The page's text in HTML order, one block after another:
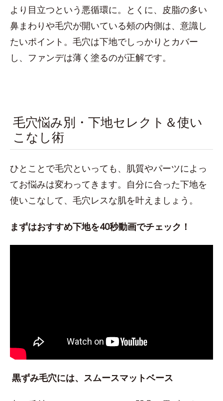
より目立つという悪循環に。とくに、皮脂の多い
鼻まわりや毛穴が開いている頰の内側は、意識し
たいポイント。毛穴は下地でしっかりとカバー
し、ファンデは薄く塗るのが正解です。
毛穴悩み別・下地セレクト＆使い
こなし術
ひとことで毛穴といっても、肌質やパーツによっ
てお悩みは変わってきます。自分に合った下地を
使いこなして、毛穴レスな肌を叶えましょう。
まずはおすすめ下地を40秒動画でチェック！
黒ずみ毛穴には、スムースマットベース